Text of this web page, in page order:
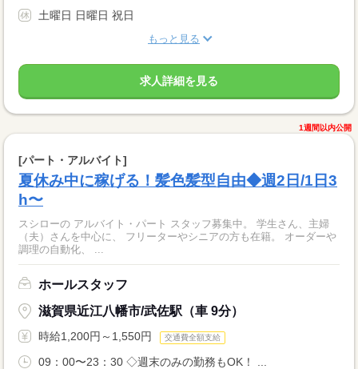
土曜日 日曜日 祝日
もっと見る
求人詳細を見る
1週間以内公開
[パート・アルバイト]
夏休み中に稼げる！髪色髪型自由◆週2日/1日3
h〜
スシローの アルバイト・パート スタッフ募集中。 学生さん、主婦
（夫）さんを中心に、 フリーターやシニアの方も在籍。 オーダーや
調理の自動化、 ...
ホールスタッフ
滋賀県近江八幡市/武佐駅（車 9分）
時給1,200円～1,550円 交通費全額支給
09：00〜23：30 ◇週末のみの勤務もOK！ ...